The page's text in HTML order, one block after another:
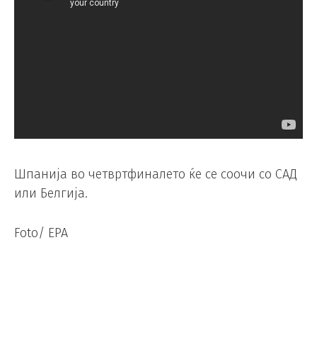
Шпанија во четвртфиналето ќе се соочи со САД
или Белгија.
Foto/ EPA